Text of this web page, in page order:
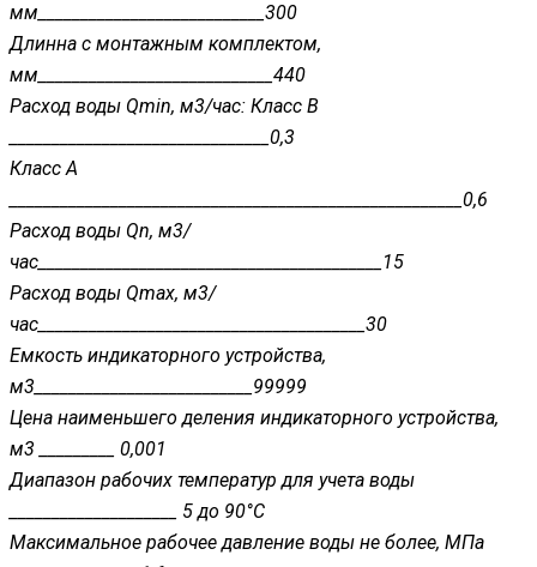
мм___________________________300
Длинна с монтажным комплектом,
мм____________________________440
Расход воды Qmin, м3/час: Класс В
_______________________________0,3
Класс А
______________________________________________________0,6
Расход воды Qn, м3/
час_________________________________________15
Расход воды Qmax, м3/
час_______________________________________30
Емкость индикаторного устройства,
м3__________________________99999
Цена наименьшего деления индикаторного устройства,
м3 _________ 0,001
Диапазон рабочих температур для учета воды
____________________ 5 до 90°С
Максимальное рабочее давление воды не более, МПа